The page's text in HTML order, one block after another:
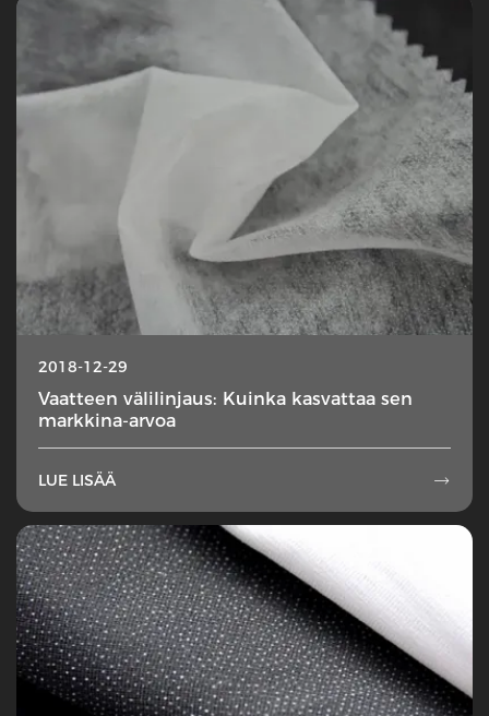
2018-12-29
Vaatteen välilinjaus: Kuinka kasvattaa sen
markkina-arvoa
LUE LISÄÄ 